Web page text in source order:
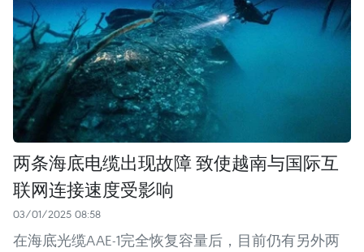
两条海底电缆出现故障 致使越南与国际互
联网连接速度受影响
03/01/2025 08:58
在海底光缆AAE-1完全恢复容量后，目前仍有另外两